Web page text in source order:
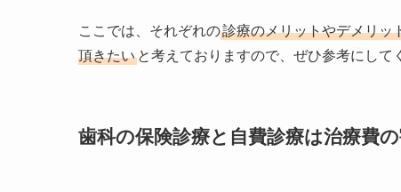
ここでは、それぞれの診療のメリットやデメリッ
頂きたい と考えておりますので、ぜひ参考にして
歯科の保険診療と自費診療は治療費